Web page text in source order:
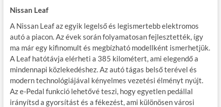
Nissan Leaf
A Nissan Leaf az egyik legelső és legismertebb elektromos
autó a piacon. Az évek során folyamatosan fejlesztették, így
ma már egy kifinomult és megbízható modellként ismerhetjük.
A Leaf hatótávja elérheti a 385 kilométert, ami elegendő a
mindennapi közlekedéshez. Az autó tágas belső terével és
modern technológiájával kényelmes vezetési élményt nyújt.
Az e-Pedal funkció lehetővé teszi, hogy egyetlen pedállal
irányítsd a gyorsítást és a fékezést, ami különösen városi